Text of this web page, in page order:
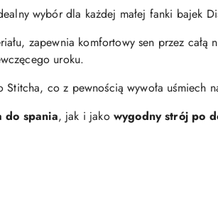
wybór dla każdej małej fanki bajek
zapewnia komfortowy sen przez
uroku.
co z pewnością wywoła uśmiech
do spania, jak i jako wygodny strój po